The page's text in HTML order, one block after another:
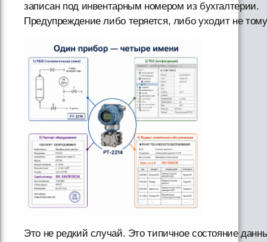
записан под инвентарным номером из бухгалтерии.
Предупреждение либо теряется, либо уходит не
Это не редкий случай. Это типичное состояние